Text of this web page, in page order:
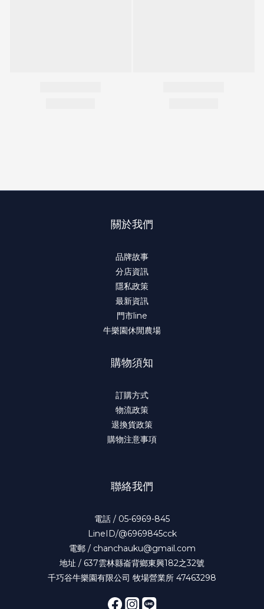
關於我們
品牌故事
分店資訊
隱私政策
最新資訊
門市line
牛樂園休閒農場
購物須知
訂購方式
物流政策
退換貨政策
購物注意事項
聯絡我們
電話 / 05-6969-845
LineID/@6969845cck
電郵 / chanchauku@gmail.com
地址 / 637雲林縣崙背鄉東興182之32號
千巧谷牛樂園有限公司 牧場營業所 47463298